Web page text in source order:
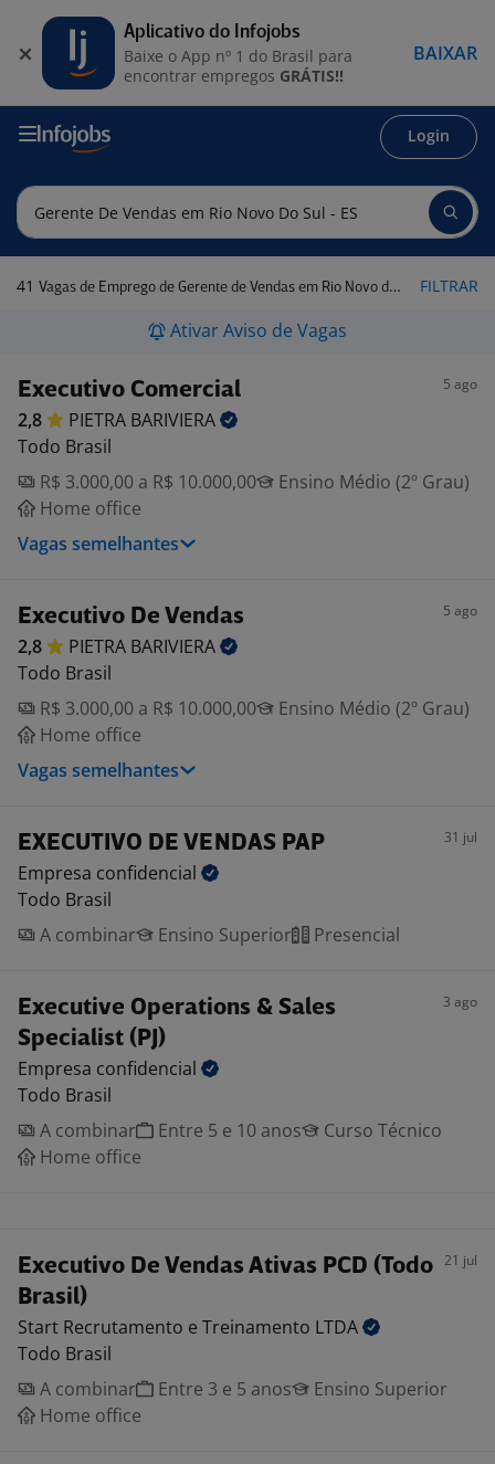
Login
41 Vagas de Emprego de Gerente de Vendas em Rio Novo do Sul - ES FILTRAR
Ativar Aviso de Vagas
Executivo Comercial 5 ago
2,8 PIETRA BARIVIERA
Todo Brasil
R$ 3.000,00 a R$ 10.000,00
Ensino Médio (2º Grau)
Home office
Vagas semelhantes
Executivo De Vendas 5 ago
2,8 PIETRA BARIVIERA
Todo Brasil
R$ 3.000,00 a R$ 10.000,00
Ensino Médio (2º Grau)
Home office
Vagas semelhantes
EXECUTIVO DE VENDAS PAP 31 jul
Empresa confidencial
Todo Brasil
A combinar
Ensino Superior Presencial
Executive Operations & Sales
Specialist (PJ)
3 ago
Empresa confidencial
Todo Brasil
A combinar
Entre 5 e 10 anos
Curso Técnico
Home office
Executivo De Vendas Ativas PCD (Todo
Brasil)
21 jul
Start Recrutamento e Treinamento LTDA
Todo Brasil
A combinar
Entre 3 e 5 anos
Ensino Superior
Home office
Aplicativo do Infojobs
Baixe o App nº 1 do Brasil para
encontrar empregos GRÁTIS!!
BAIXAR